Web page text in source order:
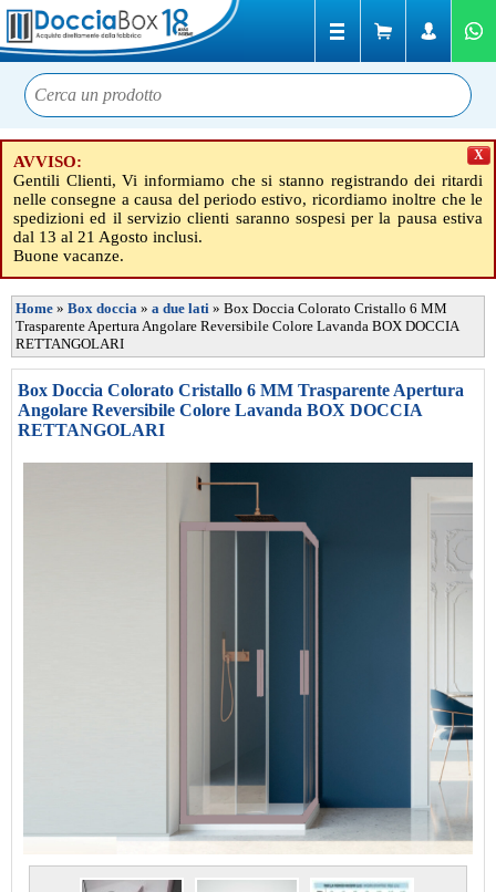
AVVISO:
Gentili Clienti, Vi informiamo che si stanno registrando dei ritardi
nelle consegne a causa del periodo estivo, ricordiamo inoltre che le
spedizioni ed il servizio clienti saranno sospesi per la pausa estiva
dal 13 al 21 Agosto inclusi.
Buone vacanze.
X
Home » Box doccia » a due lati » Box Doccia Colorato Cristallo 6 MM
Trasparente Apertura Angolare Reversibile Colore Lavanda BOX DOCCIA
RETTANGOLARI
Box Doccia Colorato Cristallo 6 MM Trasparente Apertura
Angolare Reversibile Colore Lavanda BOX DOCCIA
RETTANGOLARI